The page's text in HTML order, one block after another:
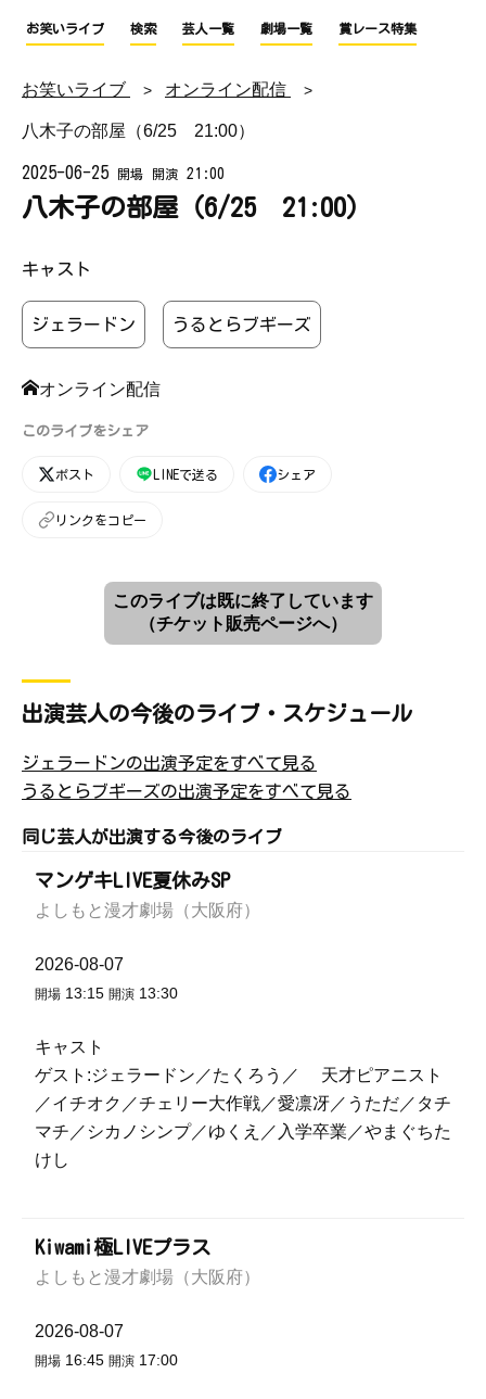
お笑いライブ 検索 芸人一覧 劇場一覧 賞レース特集
お笑いライブ オンライン配信
八木子の部屋（6/25 21:00）
2025-06-25 開場 開演 21:00
八木子の部屋（6/25 21:00）
キャスト
ジェラードン うるとらブギーズ
オンライン配信
このライブをシェア
ポスト LINEで送る シェア
リンクをコピー
このライブは既に終了しています
（チケット販売ページへ）
出演芸人の今後のライブ・スケジュール
ジェラードンの出演予定をすべて見る
うるとらブギーズの出演予定をすべて見る
同じ芸人が出演する今後のライブ
マンゲキLIVE夏休みSP
よしもと漫才劇場（大阪府）
2026-08-07
開場 13:15 開演 13:30
キャスト
ゲスト:ジェラードン／たくろう／ 天才ピアニスト
／イチオク／チェリー大作戦／愛凛冴／うただ／タチ
マチ／シカノシンプ／ゆくえ／入学卒業／やまぐちた
けし
Kiwami極LIVEプラス
よしもと漫才劇場（大阪府）
2026-08-07
開場 16:45 開演 17:00